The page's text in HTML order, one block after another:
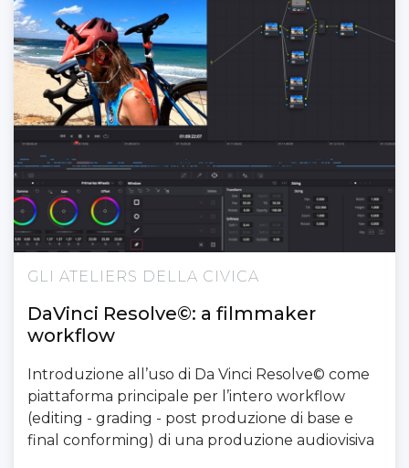
GLI ATELIERS DELLA CIVICA
DaVinci Resolve©: a filmmaker
workflow
Introduzione all’uso di Da Vinci Resolve© come
piattaforma principale per l’intero workflow
(editing - grading - post produzione di base e
final conforming) di una produzione audiovisiva